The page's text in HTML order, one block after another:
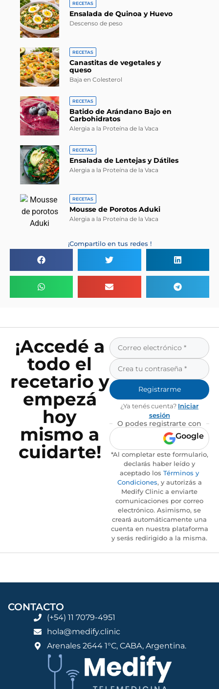
RECETAS
Ensalada de Quinoa y Huevo
Descenso de peso
RECETAS
Canastitas de vegetales y
queso
Baja en Colesterol
RECETAS
Batido de Arándano Bajo en
Carbohidratos
Alergia a la Proteína de la Vaca
RECETAS
Ensalada de Lentejas y Dátiles
Alergia a la Proteína de la Vaca
RECETAS
Mousse de Porotos Aduki
Alergia a la Proteína de la Vaca
¡Compartilo en tus redes !
¡Accedé a
todo el
recetario y
empezá
hoy
mismo a
cuidarte!
Registrarme
¿Ya tenés cuenta? Iniciar
sesión
O podes registrarte con
Google
*Al completar este formulario,
declarás haber leído y
aceptado los Términos y
Condiciones, y autorizás a
Medify Clinic a enviarte
comunicaciones por correo
electrónico. Asimismo, se
creará automáticamente una
cuenta en nuestra plataforma
y serás redirigido a la misma.
CONTACTO
(+54) 11 7079-4951
hola@medify.clinic
Arenales 2644 1°C, CABA, Argentina.